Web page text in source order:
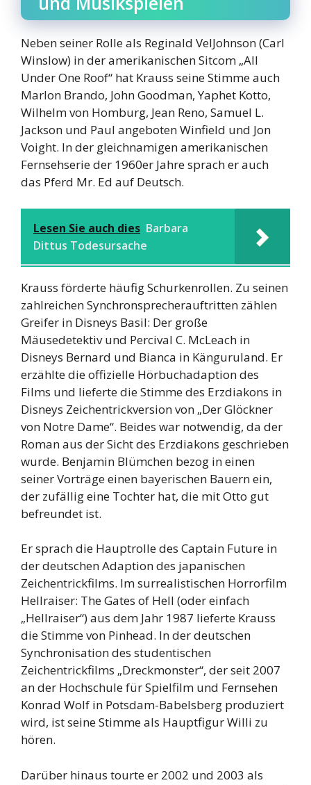
Neben seiner Rolle als Reginald VelJohnson (Carl
Winslow) in der amerikanischen Sitcom „All
Under One Roof“ hat Krauss seine Stimme auch
Marlon Brando, John Goodman, Yaphet Kotto,
Wilhelm von Homburg, Jean Reno, Samuel L.
Jackson und Paul angeboten Winfield und Jon
Voight. In der gleichnamigen amerikanischen
Fernsehserie der 1960er Jahre sprach er auch
das Pferd Mr. Ed auf Deutsch.
Lesen Sie auch dies Barbara
Dittus Todesursache
Krauss förderte häufig Schurkenrollen. Zu seinen
zahlreichen Synchronsprecherauftritten zählen
Greifer in Disneys Basil: Der große
Mäusedetektiv und Percival C. McLeach in
Disneys Bernard und Bianca in Känguruland. Er
erzählte die offizielle Hörbuchadaption des
Films und lieferte die Stimme des Erzdiakons in
Disneys Zeichentrickversion von „Der Glöckner
von Notre Dame“. Beides war notwendig, da der
Roman aus der Sicht des Erzdiakons geschrieben
wurde. Benjamin Blümchen bezog in einen
seiner Vorträge einen bayerischen Bauern ein,
der zufällig eine Tochter hat, die mit Otto gut
befreundet ist.
Er sprach die Hauptrolle des Captain Future in
der deutschen Adaption des japanischen
Zeichentrickfilms. Im surrealistischen Horrorfilm
Hellraiser: The Gates of Hell (oder einfach
„Hellraiser“) aus dem Jahr 1987 lieferte Krauss
die Stimme von Pinhead. In der deutschen
Synchronisation des studentischen
Zeichentrickfilms „Dreckmonster“, der seit 2007
an der Hochschule für Spielfilm und Fernsehen
Konrad Wolf in Potsdam-Babelsberg produziert
wird, ist seine Stimme als Hauptfigur Willi zu
hören.
Darüber hinaus tourte er 2002 und 2003 als